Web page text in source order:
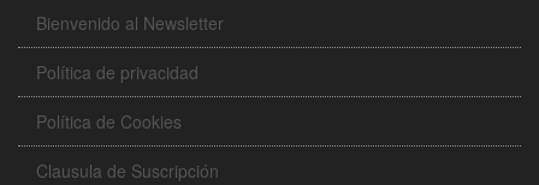
Bienvenido al Newsletter
Política de privacidad
Política de Cookies
Clausula de Suscripción